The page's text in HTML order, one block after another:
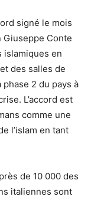
signé le mois
Conte
islamiques en
des salles de
2 du pays à
L’accord est
comme une
l’islam en tant
de 10 000 des
italiennes sont